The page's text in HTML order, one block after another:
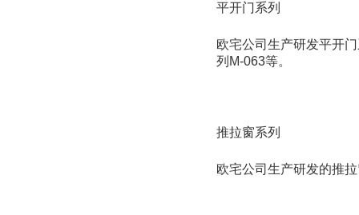
平开门系列
欧宅公司生产研发平开
列M-063等。
推拉窗系列
欧宅公司生产研发的推